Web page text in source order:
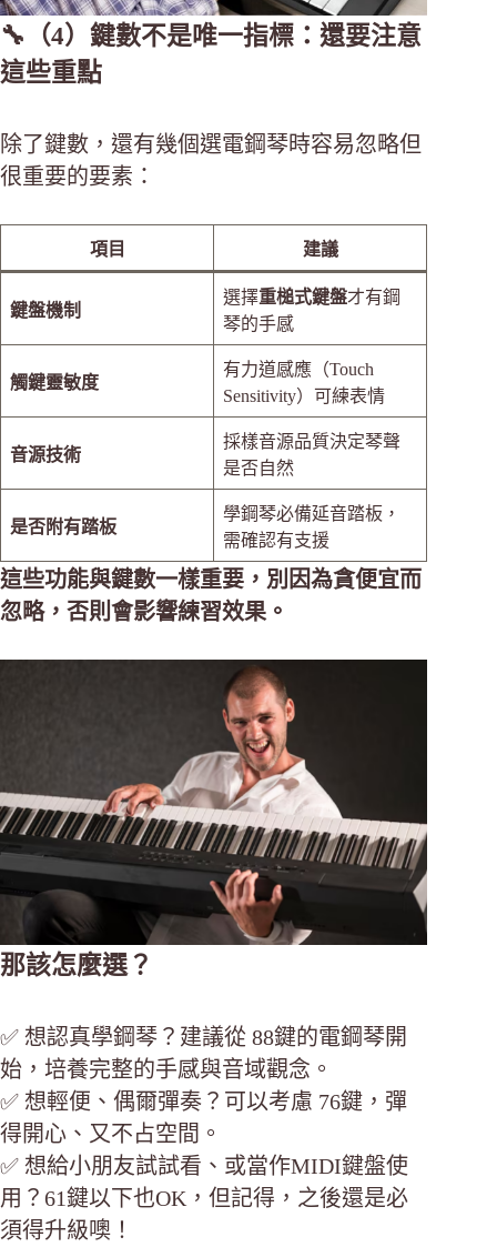
🔧（4）鍵數不是唯一指標：還要注意
這些重點
除了鍵數，還有幾個選電鋼琴時容易忽略但
很重要的要素：
項目 建議
鍵盤機制
選擇重槌式鍵盤才有鋼
琴的手感
觸鍵靈敏度
有力道感應（Touch
Sensitivity）可練表情
音源技術
採樣音源品質決定琴聲
是否自然
是否附有踏板
學鋼琴必備延音踏板，
需確認有支援
這些功能與鍵數一樣重要，別因為貪便宜而
忽略，否則會影響練習效果。
那該怎麼選？
✅ 想認真學鋼琴？建議從 88鍵的電鋼琴開
始，培養完整的手感與音域觀念。
✅ 想輕便、偶爾彈奏？可以考慮 76鍵，彈
得開心、又不占空間。
✅ 想給小朋友試試看、或當作MIDI鍵盤使
用？61鍵以下也OK，但記得，之後還是必
須得升級噢！